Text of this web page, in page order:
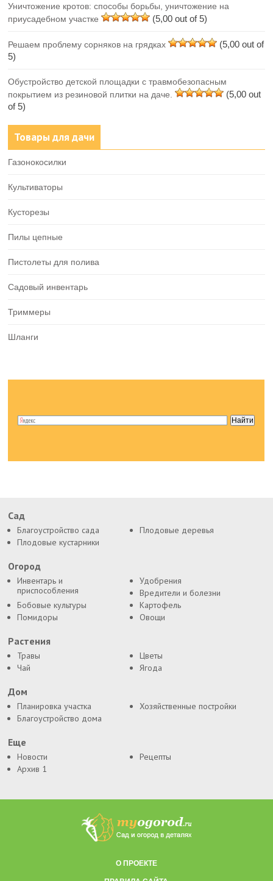
Уничтожение кротов: способы борьбы, уничтожение на
приусадебном участке
(5,00 out of 5)
Решаем проблему сорняков на грядках
(5,00 out of
5)
Обустройство детской площадки с травмобезопасным
покрытием из резиновой плитки на даче.
(5,00 out
of 5)
Товары для дачи
Газонокосилки
Культиваторы
Кусторезы
Пилы цепные
Пистолеты для полива
Садовый инвентарь
Триммеры
Шланги
Сад
Благоустройство сада
Плодовые деревья
Плодовые кустарники
Огород
Инвентарь и
приспособления
Удобрения
Вредители и болезни
Бобовые культуры
Картофель
Помидоры
Овощи
Растения
Травы
Цветы
Чай
Ягода
Дом
Планировка участка
Хозяйственные постройки
Благоустройство дома
Еще
Новости
Рецепты
Архив 1
О ПРОЕКТЕ